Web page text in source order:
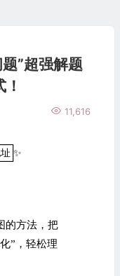
”超强解题
11,616
址 ✨
的方法，把
”，轻松理